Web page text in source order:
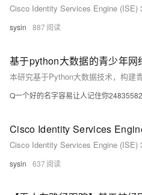
sysin 887
基于python大数据的青少年
Q一个好的名字容易让人记住你
sysin 637